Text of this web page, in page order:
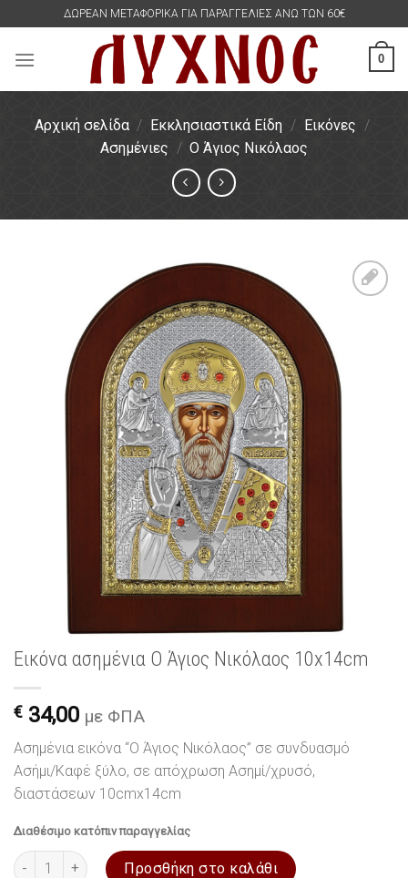
content
ΔΩΡΕΑΝ ΜΕΤΑΦΟΡΙΚΑ ΓΙΑ ΠΑΡΑΓΓΕΛΙΕΣ ΑΝΩ ΤΩΝ 60€
0
Αρχική σελίδα / Εκκλησιαστικά Είδη / Εικόνες /
Ασημένιες / Ο Άγιος Νικόλαος
επιθυμιών
Εικόνα ασημένια Ο Άγιος Νικόλαος 10x14cm
€ 34,00 με ΦΠΑ
Ασημένια εικόνα “Ο Άγιος Νικόλαος” σε συνδυασμό
Ασήμι/Καφέ ξύλο, σε απόχρωση Ασημί/χρυσό,
διαστάσεων 10cmx14cm
Διαθέσιμο κατόπιν παραγγελίας
Εικόνα ασημένια Ο Άγιος Νικόλαος 10x14cm ποσότητα
Προσθήκη στο καλάθι